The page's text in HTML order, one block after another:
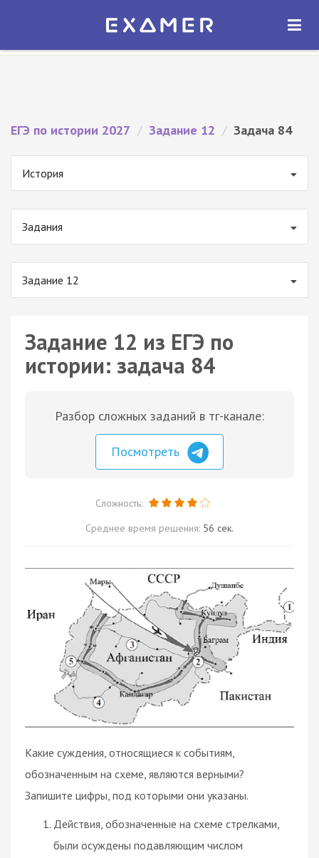
Экзамер — ЕГЭ 2027
ОТКРЫТЬ
ЕГЭ по истории 2027 / Задание 12 / Задача 84
История
Задания
Задание 12
Задание 12 из ЕГЭ по
истории: задача 84
Разбор сложных заданий в тг-канале:
Посмотреть
Сложность:
Среднее время решения: 56 сек.
Какие суждения, относящиеся к событиям,
обозначенным на схеме, являются верными?
Запишите цифры, под которыми они указаны.
Действия, обозначенные на схеме стрелками,
были осуждены подавляющим числом